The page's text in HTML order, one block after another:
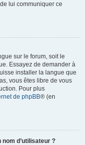
lui communiquer ce
sur le forum, soit le
Essayez de demander à
installer la langue que
vous êtes libre de vous
Pour plus
de phpBB® (en
d’utilisateur ?